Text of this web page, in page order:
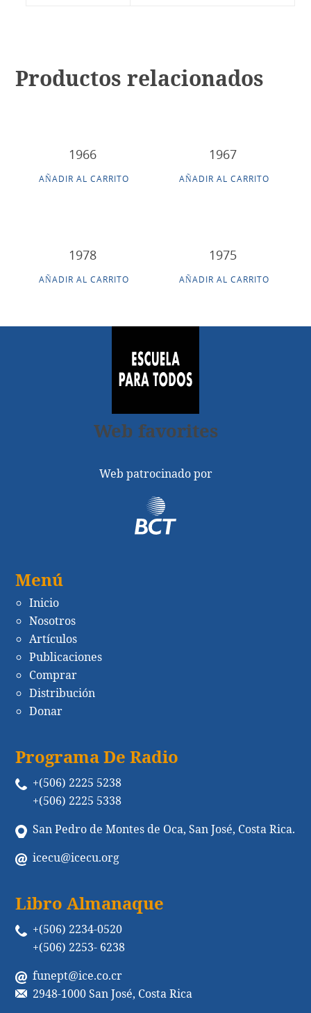
Productos relacionados
1966
AÑADIR AL CARRITO
1967
AÑADIR AL CARRITO
1978
AÑADIR AL CARRITO
1975
AÑADIR AL CARRITO
Web favorites
Web patrocinado por
Menú
Inicio
Nosotros
Artículos
Publicaciones
Comprar
Distribución
Donar
Programa De Radio
+(506) 2225 5238
+(506) 2225 5338
San Pedro de Montes de Oca, San José, Costa Rica.
icecu@icecu.org
Libro Almanaque
+(506) 2234-0520
+(506) 2253- 6238
funept@ice.co.cr
2948-1000 San José, Costa Rica